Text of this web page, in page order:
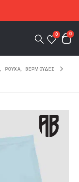
0 0
ΡΟΥΧΑ
ΒΕΡΜΟΥΔΕΣ